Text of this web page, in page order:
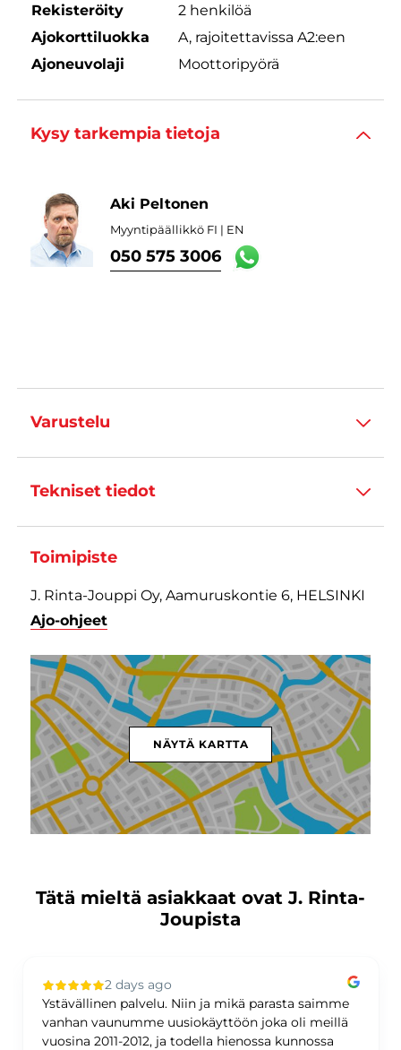
Rekisteröity
2 henkilöä
Ajokorttiluokka
A, rajoitettavissa A2:een
Ajoneuvolaji
Moottoripyörä
Kysy tarkempia tietoja
Aki Peltonen
Myyntipäällikkö FI | EN
050 575 3006
Varustelu
Tekniset tiedot
Toimipiste
J. Rinta-Jouppi Oy, Aamuruskontie 6, HELSINKI
Ajo-ohjeet
NÄYTÄ KARTTA
Tätä mieltä asiakkaat ovat J. Rinta-
Joupista
2 days ago
Ystävällinen palvelu. Niin ja mikä parasta saimme
vanhan vaunumme uusiokäyttöön joka oli meillä
vuosina 2011-2012, ja todella hienossa kunnossa